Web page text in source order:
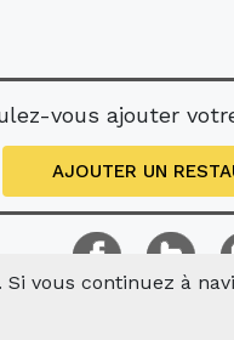
vous ajouter
AJOUTER UN
vous continuez à